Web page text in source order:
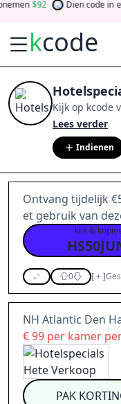
92 Dien code in
kcode
Kijk op kcode
aanbiedingen
community en
stemmen,
Glücksklee
Lees verder
Indienen
Ontvang tijdelijk
et gebruik van
klik &
0 [+]
NH Atlantic Den
€ 99 per kamer
PAK